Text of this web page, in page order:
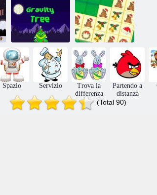
Eroe di sci Battaglia di neve
Albero a gravità
Piastrelle di
Krisrisas
Spazio Servizio
Trova la
differenza
Partendo a
distanza
(Total 90)